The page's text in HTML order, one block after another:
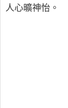
人心曠神怡。